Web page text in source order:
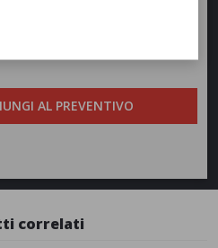
AL PREVENTIVO
correlati